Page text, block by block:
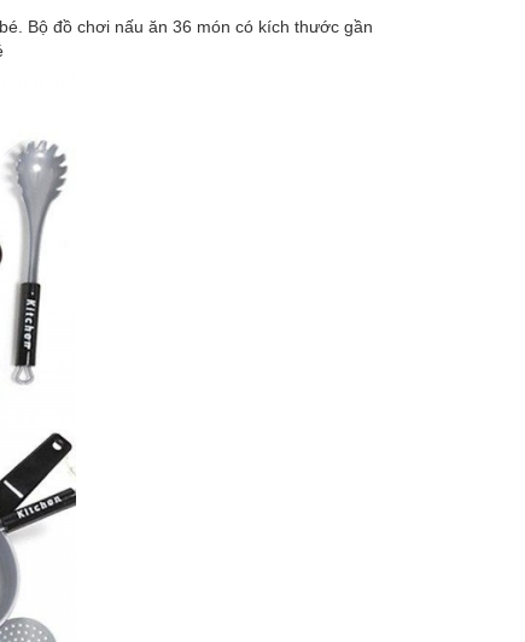
Bộ đồ chơi nấu ăn 36 món có kích thước gần